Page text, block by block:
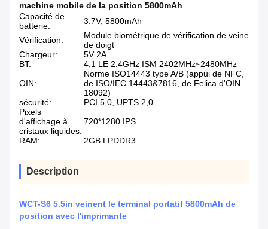
machine mobile de la position 5800mAh
Capacité de
batterie:
3.7V, 5800mAh
Vérification:
Module biométrique de vérification de veine
de doigt
Chargeur:
5V 2A
BT:
4,1 LE 2.4GHz ISM 2402MHz~2480MHz
OIN:
Norme ISO14443 type A/B (appui de NFC,
de ISO/IEC 14443&7816, de Felica d'OIN
18092)
sécurité:
PCI 5,0, UPTS 2,0
Pixels
d'affichage à
cristaux liquides:
720*1280 IPS
RAM:
2GB LPDDR3
Description
WCT-S6 5.5in veinent le terminal portatif 5800mAh de
position avec l'imprimante